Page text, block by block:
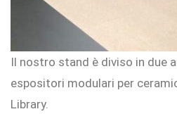
Il nostro stand è diviso in due
espositori modulari per
Library.